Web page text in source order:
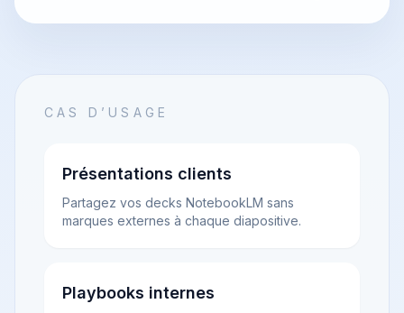
CAS D’USAGE
Présentations clients
Partagez vos decks NotebookLM sans
marques externes à chaque diapositive.
Playbooks internes